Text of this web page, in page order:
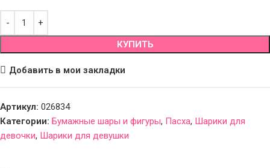
КУПИТЬ
Добавить в мои закладки
Артикул: 026834
Категории: Бумажные шары и фигуры, Пасха, Шарики для
девочки, Шарики для девушки